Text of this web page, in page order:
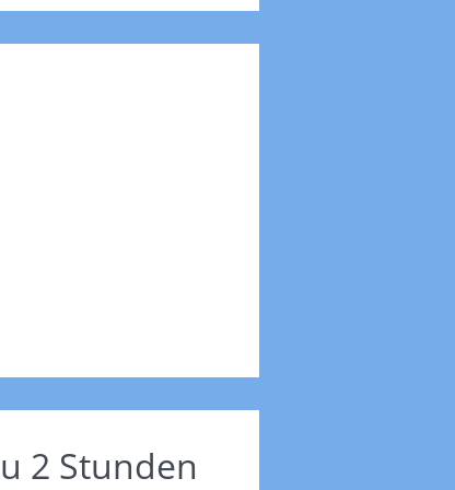
2 Stunden